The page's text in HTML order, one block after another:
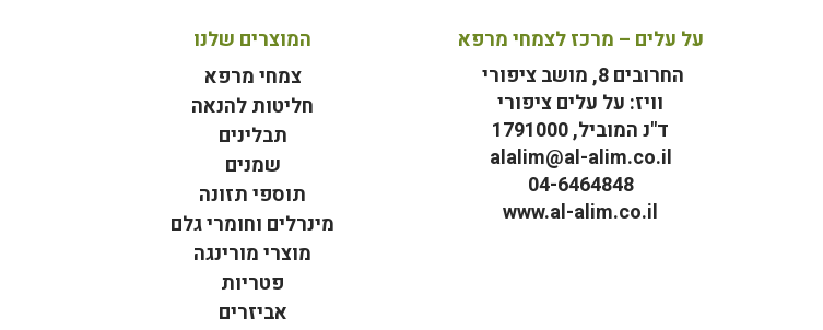
על עלים – מרכז לצמחי מרפא
החרובים 8, מושב ציפורי
וויז: על עלים ציפורי
ד"נ המוביל, 1791000
alalim@al-alim.co.il
04-6464848
www.al-alim.co.il
המוצרים שלנו
צמחי מרפא
חליטות להנאה
תבלינים
שמנים
תוספי תזונה
מינרלים וחומרי גלם
מוצרי מורינגה
פטריות
אביזרים